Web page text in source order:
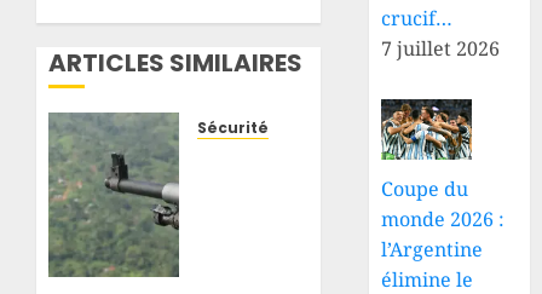
ARTICLES SIMILAIRES
Sécurité
crucif…
7 juillet 2026
Coupe du
monde 2026 :
l’Argentine
élimine le